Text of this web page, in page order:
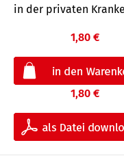
in der privaten
1,80 €
1,80 €